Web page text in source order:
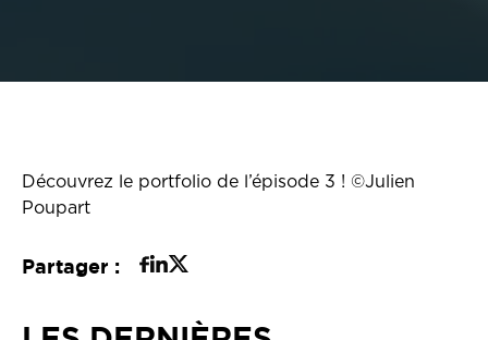
Découvrez le portfolio de l’épisode 3 ! ©Julien
Poupart
Partager :